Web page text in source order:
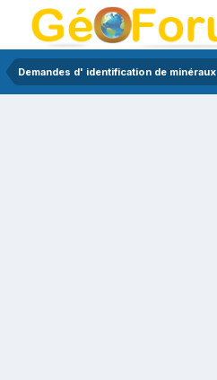
Demandes d' identification de minéraux